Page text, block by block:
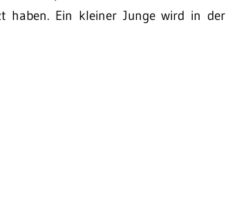
haben. Ein kleiner Junge wird in der